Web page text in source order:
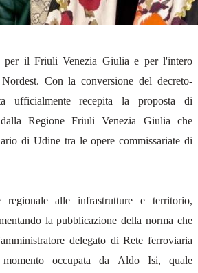
per il Friuli Venezia Giulia e per l'intero
Con la conversione del decreto-
ufficialmente recepita la proposta di
dalla Regione Friuli Venezia Giulia che
di Udine tra le opere commissariate di
regionale alle infrastrutture e territorio,
la pubblicazione della norma che
delegato di Rete ferroviaria
occupata da Aldo Isi, quale